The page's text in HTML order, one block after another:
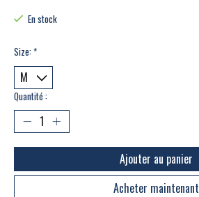
En stock
Size:*
Quantité :
Ajouter au panier
Acheter maintenant